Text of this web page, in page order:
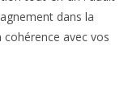
dans la
avec vos